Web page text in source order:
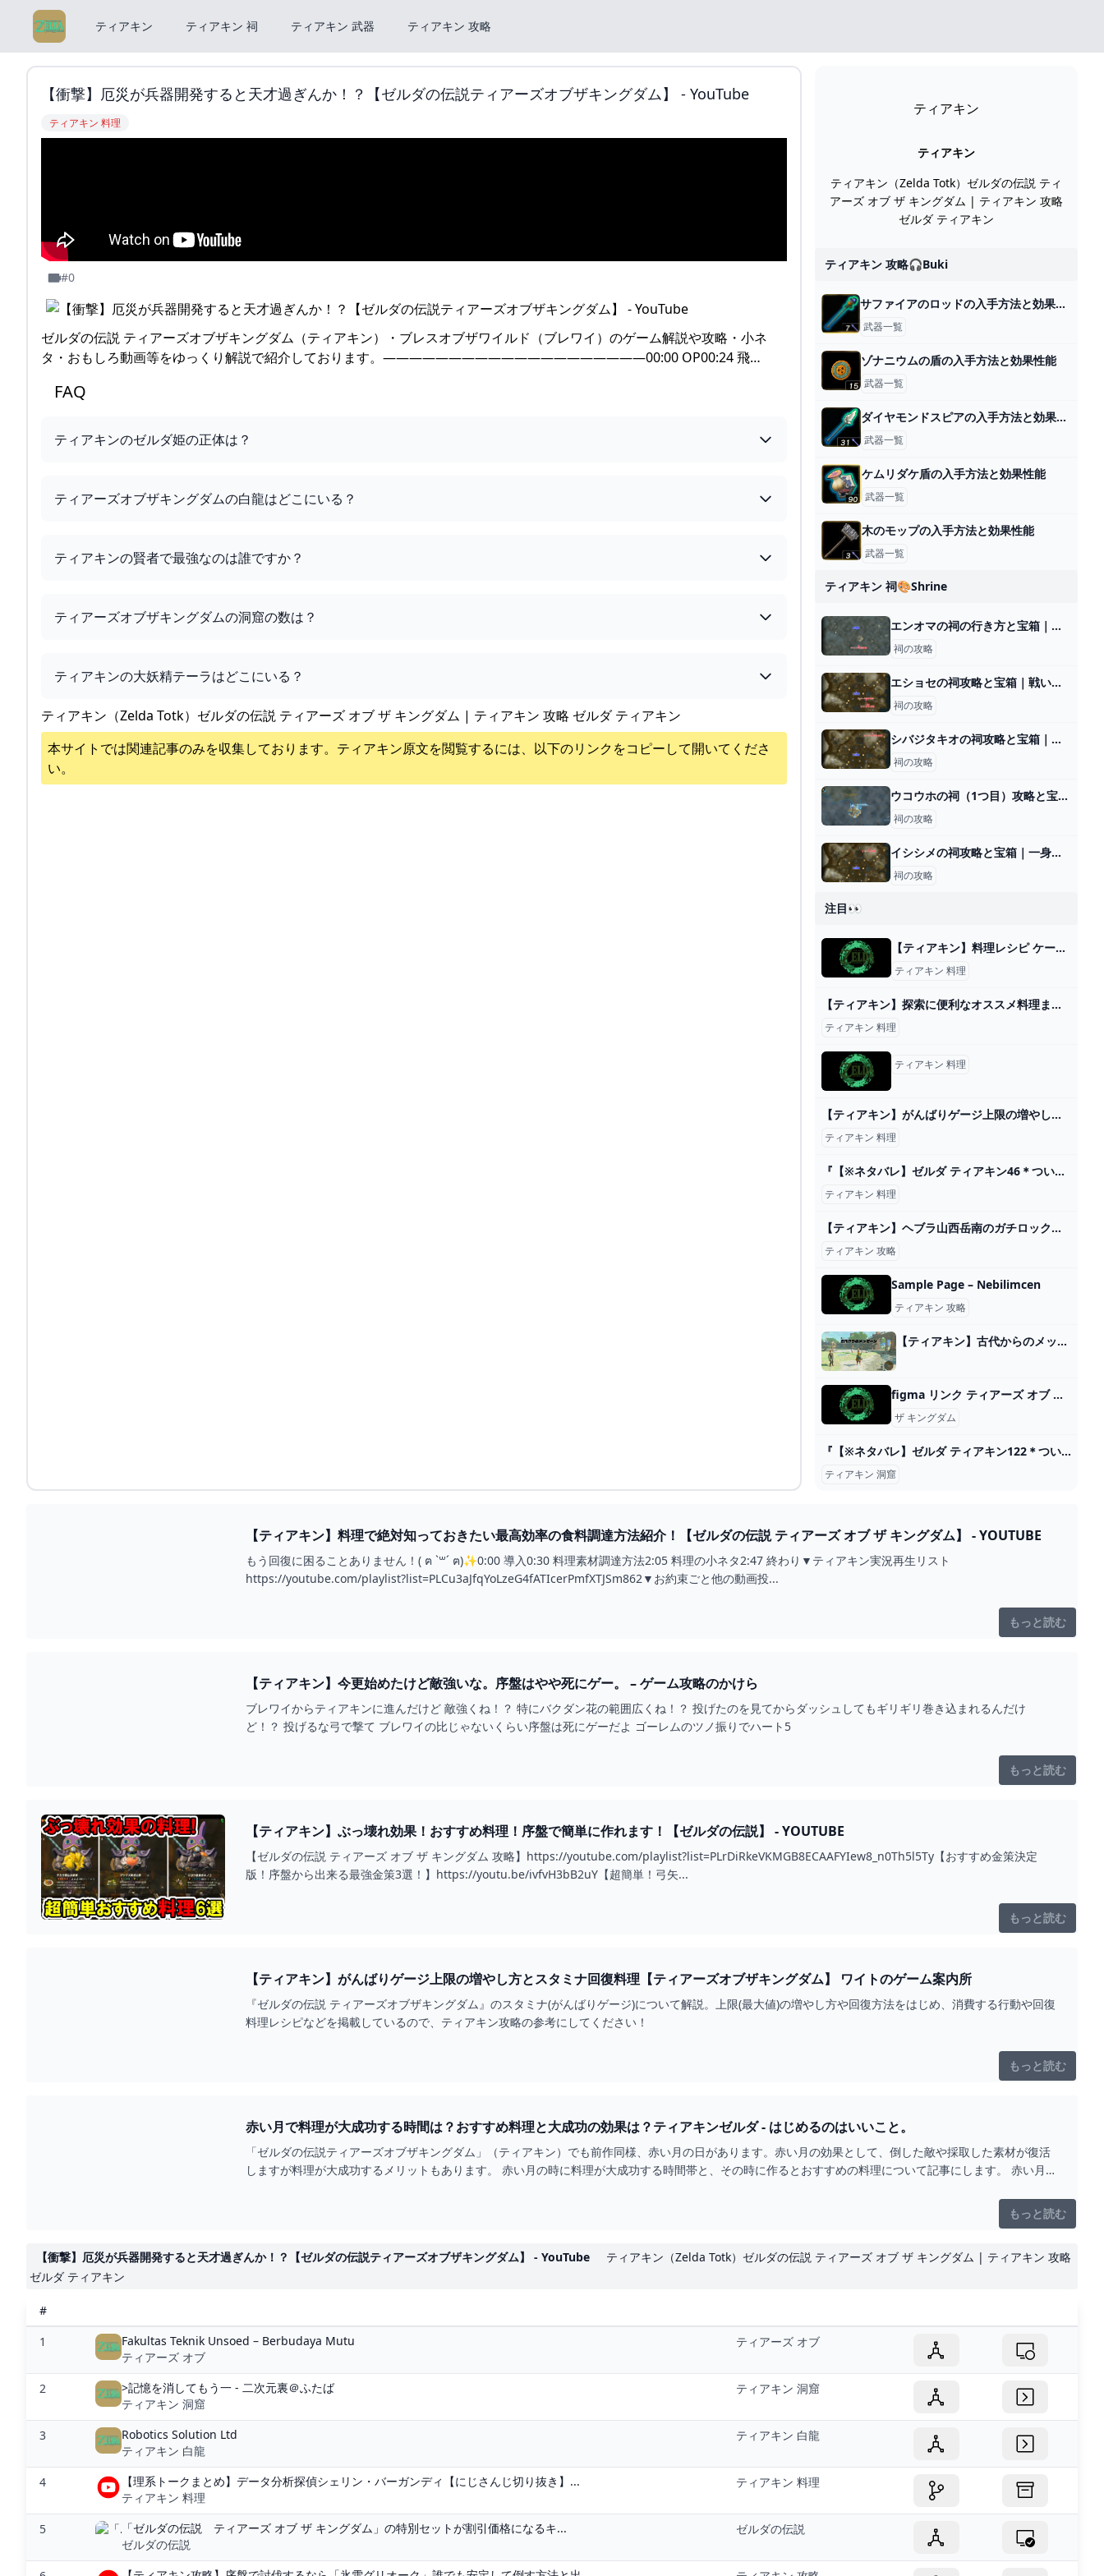
ティアキン ティアキン 祠 ティアキン 武器 ティアキン 攻略
【衝撃】厄災が兵器開発すると天才過ぎんか！？【ゼルダの伝説ティアーズオブザキングダム】 - YouTube
ティアキン 料理
#0
ゼルダの伝説 ティアーズオブザキングダム（ティアキン）・ブレスオブザワイルド（ブレワイ）のゲーム解説や攻略・小ネ
タ・おもしろ動画等をゆっくり解説で紹介しております。————————————————————00:00 OP00:24 飛…
FAQ
ティアキンのゼルダ姫の正体は？
ティアーズオブザキングダムの白龍はどこにいる？
ティアキンの賢者で最強なのは誰ですか？
ティアーズオブザキングダムの洞窟の数は？
ティアキンの大妖精テーラはどこにいる？
ティアキン（Zelda Totk）ゼルダの伝説 ティアーズ オブ ザ キングダム | ティアキン 攻略 ゼルダ ティアキン
本サイトでは関連記事のみを収集しております。 ティアキン原文を閲覧するには、以下のリンクをコピーして開いてくださ
い。
ティアキン
ティアキン
ティアキン（Zelda Totk）ゼルダの伝説 ティ
アーズ オブ ザ キングダム | ティアキン 攻略
ゼルダ ティアキン
ティアキン 攻略🎧buki
サファイアのロッドの入手方法と効果性能
武器一覧
ゾナニウムの盾の入手方法と効果性能
武器一覧
ダイヤモンドスピアの入手方法と効果性能
武器一覧
ケムリダケ盾の入手方法と効果性能
武器一覧
木のモップの入手方法と効果性能
武器一覧
ティアキン 祠🎨shrine
エンオマの祠の行き方と宝箱｜ラウルの祝福
祠の攻略
エショセの祠攻略と宝箱｜戦いの教え 盾の極意
祠の攻略
シバジタキオの祠攻略と宝箱｜道をつなぐ鍵
祠の攻略
ウコウホの祠（1つ目）攻略と宝箱｜創造する力
祠の攻略
イシシメの祠攻略と宝箱｜一身の戦い 逆再生
祠の攻略
注目👀
【ティアキン】料理レシピ ケーキ・クレープなどデザート系まとめ【ゼルダの伝説 ティアーズオブザキングダム】 – ぶこもり
ティアキン 料理
【ティアキン】探索に便利なオススメ料理まとめ。素材入手場所やレシピ等も【攻略】 - YouTube
ティアキン 料理
ティアキン 料理
【ティアキン】がんばりゲージ上限の増やし方とスタミナ回復料理【ティアーズオブザキングダム】 ワイトのゲーム案内所
ティアキン 料理
『【※ネタバレ】ゼルダ ティアキン46＊ついに来た、天空の迷宮！』
ティアキン 料理
【ティアキン】ヘブラ山西岳南のガチロック ゼルダの伝説ティアーズ オブザキングダム2周目 #ゼルダの伝説 #ティアキン #zelda #shorts - YouTube
ティアキン 攻略
Sample Page – Nebilimcen
ティアキン 攻略
【ティアキン】古代からのメッセージの攻略と報酬【ゼルダの伝説ティアーズオブザキングダム】 - ゲームウィズ
figma リンク ティアーズ オブ ザ キングダムver.｜グッドスマイルカンパニー公式ショップ
ザ キングダム
『【※ネタバレ】ゼルダ ティアキン122＊ついにコルテンを頼った日』
ティアキン 洞窟
【ティアキン】料理で絶対知っておきたい最高効率の食料調達方法紹介！【ゼルダの伝説 ティアーズ オブ ザ キングダム】 - YOUTUBE
もう回復に困ることありません！( ฅ `꒳´ ฅ)✨0:00 導入0:30 料理素材調達方法2:05 料理の小ネタ2:47 終わり▼ティアキン実況再生リスト
https://youtube.com/playlist?list=PLCu3aJfqYoLzeG4fATIcerPmfXTJSm862▼お約束ごと他の動画投...
もっと読む
【ティアキン】今更始めたけど敵強いな。序盤はやや死にゲー。 – ゲーム攻略のかけら
ブレワイからティアキンに進んだけど 敵強くね！？ 特にバクダン花の範囲広くね！？ 投げたのを見てからダッシュしてもギリギリ巻き込まれるんだけ
ど！？ 投げるな弓で撃て ブレワイの比じゃないくらい序盤は死にゲーだよ ゴーレムのツノ振りでハート5
もっと読む
【ティアキン】ぶっ壊れ効果！おすすめ料理！序盤で簡単に作れます！【ゼルダの伝説】 - YOUTUBE
【ゼルダの伝説 ティアーズ オブ ザ キングダム 攻略】https://youtube.com/playlist?list=PLrDiRkeVKMGB8ECAAFYIew8_n0Th5l5Ty【おすすめ金策決定
版！序盤から出来る最強金策3選！】https://youtu.be/ivfvH3bB2uY【超簡単！弓矢...
もっと読む
【ティアキン】がんばりゲージ上限の増やし方とスタミナ回復料理【ティアーズオブザキングダム】 ワイトのゲーム案内所
『ゼルダの伝説 ティアーズオブザキングダム』のスタミナ(がんばりゲージ)について解説。上限(最大値)の増やし方や回復方法をはじめ、消費する行動や回復
料理レシピなどを掲載しているので、ティアキン攻略の参考にしてください！
もっと読む
赤い月で料理が大成功する時間は？おすすめ料理と大成功の効果は？ティアキンゼルダ - はじめるのはいいこと。
「ゼルダの伝説ティアーズオブザキングダム」（ティアキン）でも前作同様、赤い月の日があります。赤い月の効果として、倒した敵や採取した素材が復活
しますが料理が大成功するメリットもあります。 赤い月の時に料理が大成功する時間帯と、その時に作るとおすすめの料理について記事にします。 赤い月
もっと読む
【衝撃】厄災が兵器開発すると天才過ぎんか！？【ゼルダの伝説ティアーズオブザキングダム】 - YouTube
ティアキン（Zelda Totk）ゼルダの伝説 ティアーズ オブ ザ キングダム | ティアキン 攻略
ゼルダ ティアキン
#
1
Fakultas Teknik Unsoed – Berbudaya Mutu
ティアーズ オブ
ティアーズ オブ
2
>記憶を消してもう一 - 二次元裏＠ふたば
ティアキン 洞窟
ティアキン 洞窟
3
Robotics Solution Ltd
ティアキン 白龍
ティアキン 白龍
4
【理系トークまとめ】データ分析探偵シェリン・バーガンディ【にじさんじ切り抜き】...
ティアキン 料理
ティアキン 料理
5
「ゼルダの伝説 ティアーズ オブ ザ キングダム」の特別セットが割引価格になるキ...
ゼルダの伝説
ゼルダの伝説